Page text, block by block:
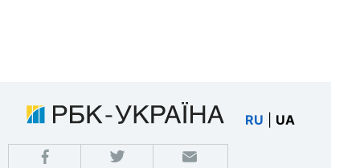
RU UA